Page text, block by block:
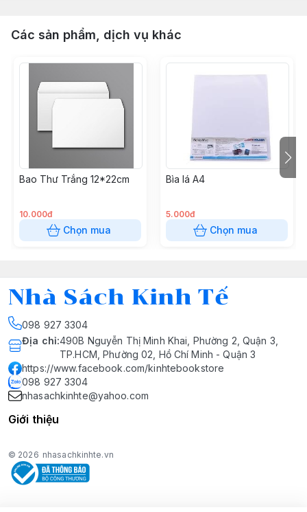
Các sản phẩm, dịch vụ khác
Bao Thư Trắng 12*22cm
10.000đ
Chọn mua
Bìa lá A4
5.000đ
Chọn mua
Nhà Sách Kinh Tế
098 927 3304
Địa chỉ:490B Nguyễn Thị Minh Khai, Phường 2, Quận 3,
TP.HCM, Phường 02, Hồ Chí Minh - Quận 3
https://www.facebook.com/kinhtebookstore
098 927 3304
nhasachkinhte@yahoo.com
Giới thiệu
© 2026 nhasachkinhte.vn